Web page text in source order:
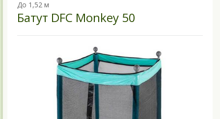
До 1,52 м
Батут DFC Monkey 50